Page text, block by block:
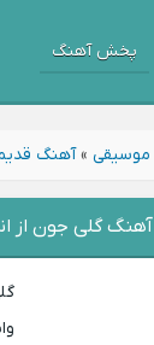
پخش آهنگ
موسیقی »آهنگ
آهنگ گلی جون از